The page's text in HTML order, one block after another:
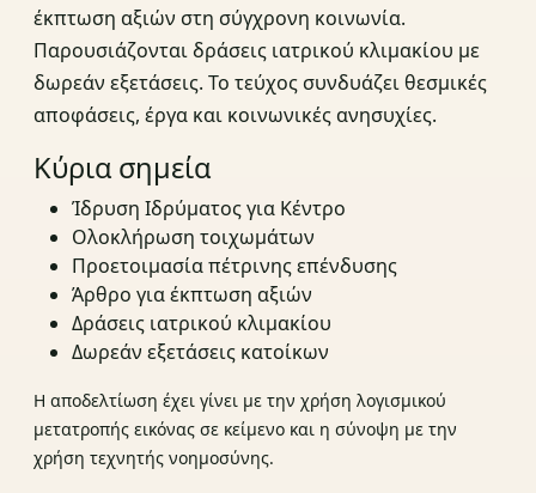
έκπτωση αξιών στη σύγχρονη κοινωνία.
Παρουσιάζονται δράσεις ιατρικού κλιμακίου με
δωρεάν εξετάσεις. Το τεύχος συνδυάζει θεσμικές
αποφάσεις, έργα και κοινωνικές ανησυχίες.
Κύρια σημεία
Ίδρυση Ιδρύματος για Κέντρο
Ολοκλήρωση τοιχωμάτων
Προετοιμασία πέτρινης επένδυσης
Άρθρο για έκπτωση αξιών
Δράσεις ιατρικού κλιμακίου
Δωρεάν εξετάσεις κατοίκων
Η αποδελτίωση έχει γίνει με την χρήση λογισμικού
μετατροπής εικόνας σε κείμενο και η σύνοψη με την
χρήση τεχνητής νοημοσύνης.